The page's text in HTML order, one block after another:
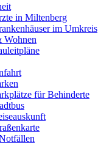
in Miltenberg
im Umkreis
Wohnen
für Behinderte